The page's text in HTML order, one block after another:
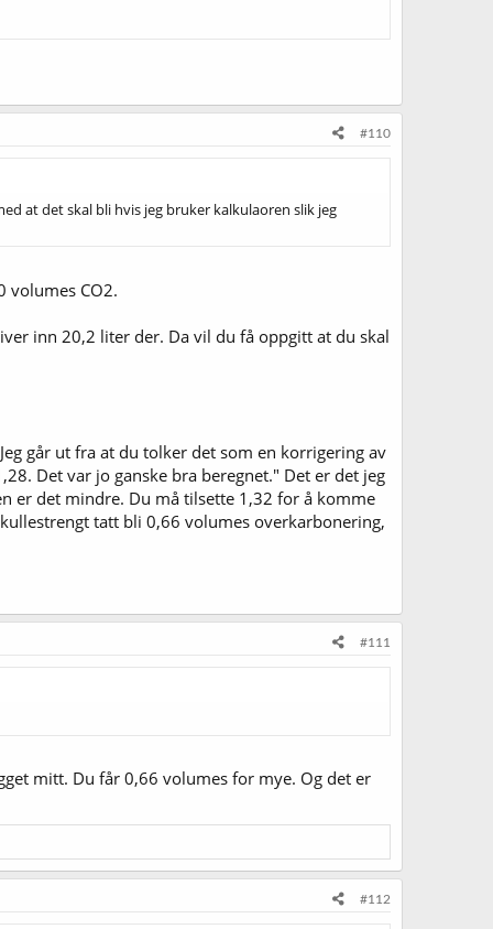
#110
at det skal bli hvis jeg bruker kalkulaoren slik jeg
volumes CO2.
inn 20,2 liter der. Da vil du få oppgitt at du skal
går ut fra at du tolker det som en korrigering av
Det var jo ganske bra beregnet." Det er det jeg
er det mindre. Du må tilsette 1,32 for å komme
tatt bli 0,66 volumes overkarbonering,
#111
mitt. Du får 0,66 volumes for mye. Og det er
#112